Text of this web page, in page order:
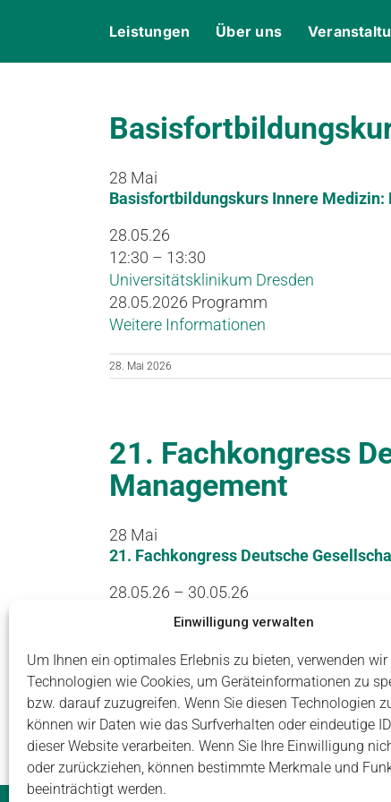
Einwilligung verwalten
Um Ihnen ein optimales Erlebnis zu bieten, verwenden wir
Technologien wie Cookies, um Geräteinformationen zu
bzw. darauf zuzugreifen. Wenn Sie diesen Technologien
können wir Daten wie das Surfverhalten oder eindeutige
dieser Website verarbeiten. Wenn Sie Ihre Einwilligung
oder zurückziehen, können bestimmte Merkmale und
beeinträchtigt werden.
Leistungen Über uns
28 Mai
Basisfortbildungskurs Innere
28.05.26
12:30 – 13:30
Universitätsklinikum Dresden
28.05.2026 Programm
Weitere Informationen
28. Mai 2026
21. Fachkongress
Management
28 Mai
21. Fachkongress Deutsche
28.05.26 – 30.05.26
28. Mai 2026